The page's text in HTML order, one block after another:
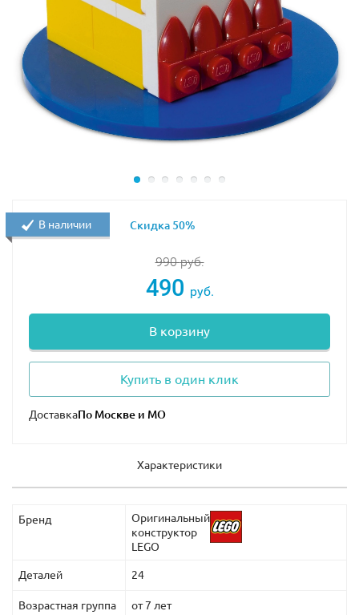
990руб.
490 руб.
В корзину
Купить в один клик
Доставка
В наличии Скидка 50%
Характеристики
Бренд
Оригинальный
конструктор
LEGO
Деталей 24
Возрастная группа от 7 лет